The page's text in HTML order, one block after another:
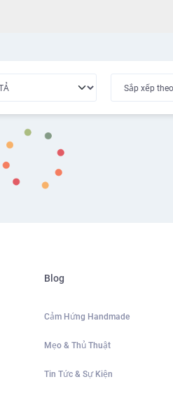
Blog
Cảm Hứng Handmade
Mẹo & Thủ Thuật
Tin Tức & Sự Kiện